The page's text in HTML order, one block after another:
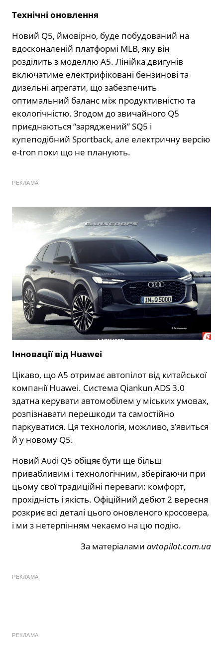
Технічні оновлення
Новий Q5, ймовірно, буде побудований на
вдосконаленій платформі MLB, яку він
розділить з моделлю A5. Лінійка двигунів
включатиме електрифіковані бензинові та
дизельні агрегати, що забезпечить
оптимальний баланс між продуктивністю та
екологічністю. Згодом до звичайного Q5
приєднаються “заряджений” SQ5 і
купеподібний Sportback, але електричну версію
e-tron поки що не планують.
РЕКЛАМА
Інновації від Huawei
Цікаво, що A5 отримає автопілот від китайської
компанії Huawei. Система Qiankun ADS 3.0
здатна керувати автомобілем у міських умовах,
розпізнавати перешкоди та самостійно
паркуватися. Ця технологія, можливо, з’явиться
й у новому Q5.
Новий Audi Q5 обіцяє бути ще більш
привабливим і технологічним, зберігаючи при
цьому свої традиційні переваги: комфорт,
прохідність і якість. Офіційний дебют 2 вересня
розкриє всі деталі цього оновленого кросовера,
і ми з нетерпінням чекаємо на цю подію.
За матеріалами avtopilot.com.ua
РЕКЛАМА
РЕКЛАМА